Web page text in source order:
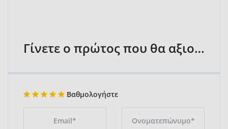
Γίνετε ο πρώτος που θα αξιολογήσει
Βαθμολογήστε